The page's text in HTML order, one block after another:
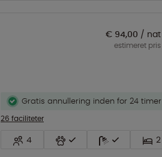
Gratis annullering inden for 24 timer
26 faciliteter
4
2
€ 94,00 nat
estimeret pris